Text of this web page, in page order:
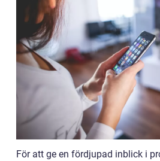
För att ge en fördjupad inblick i